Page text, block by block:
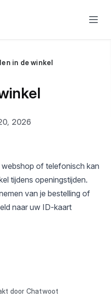
in de winkel
2026
webshop of telefonisch kan
tijdens openingstijden.
van je bestelling of
naar uw ID-kaart
door Chatwoot